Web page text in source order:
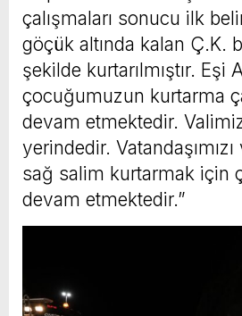
çalışmaları sonucu ilk
göçük altında kalan Ç.K.
şekilde kurtarılmıştır. Eşi
çocuğumuzun kurtarma
devam etmektedir.
yerindedir. Vatandaşımızı
sağ salim kurtarmak için
devam etmektedir.”